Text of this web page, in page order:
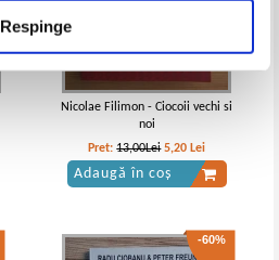
Respinge
Nicolae Filimon - Ciocoii vechi si
noi
Pret:13,00Lei 5,20 Lei
Adaugă în coș
-60%